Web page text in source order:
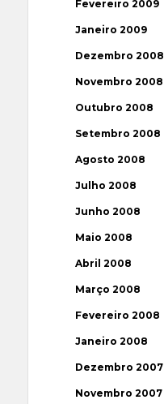
Fevereiro 2009
Janeiro 2009
Dezembro 2008
Novembro 2008
Outubro 2008
Setembro 2008
Agosto 2008
Julho 2008
Junho 2008
Maio 2008
Abril 2008
Março 2008
Fevereiro 2008
Janeiro 2008
Dezembro 2007
Novembro 2007